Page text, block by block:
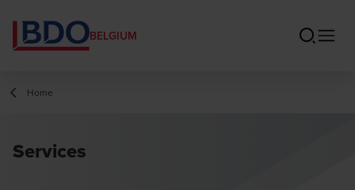
BELGIUM
Home
Services